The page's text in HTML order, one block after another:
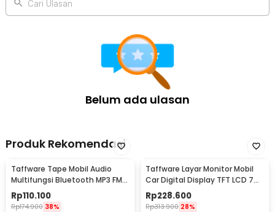
Cari Ulasan
Belum ada ulasan
Produk Rekomendasi
Taffware Tape Mobil Audio
Multifungsi Bluetooth MP3 FM
Radio ISO 1 DIN - JSD-520
Rp110.100
Rp174.900 38%
Taffware Layar Monitor Mobil
Car Digital Display TFT LCD 7
Inch - C-T703
Rp228.600
Rp313.900 28%